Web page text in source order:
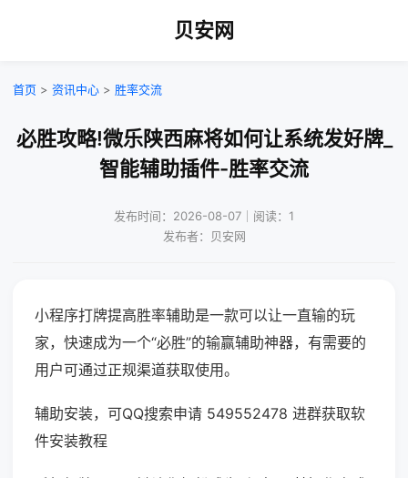
贝安网
首页 > 资讯中心 > 胜率交流
必胜攻略!微乐陕西麻将如何让系统发好牌_
智能辅助插件-胜率交流
发布时间：2026-08-07｜阅读：1
发布者：贝安网
小程序打牌提高胜率辅助是一款可以让一直输的玩
家，快速成为一个“必胜”的输赢辅助神器，有需要的
用户可通过正规渠道获取使用。
辅助安装，可QQ搜索申请 549552478 进群获取软
件安装教程